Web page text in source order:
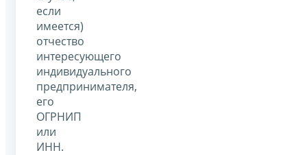
если
имеется)
отчество
интересующего
индивидуального
предпринимателя,
его
ОГРНИП
или
ИНН.